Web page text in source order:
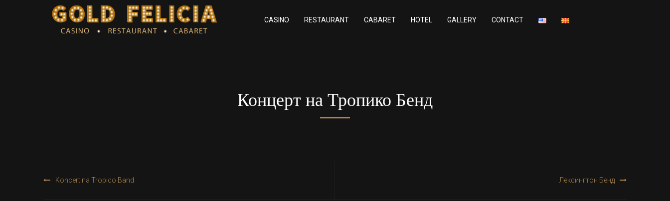
CASINO RESTAURANT CABARET HOTEL GALLERY CONTACT
Концерт на Тропико Бенд
navigation
Koncert na Tropico Band Лексингтон Бенд